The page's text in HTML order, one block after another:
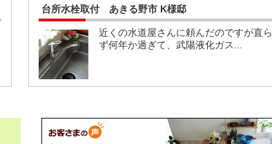
台所水栓取付 あきる野市 K様邸
近くの水道屋さんに頼んだのですが直ら
ず何年か過ぎて、武陽液化ガス...